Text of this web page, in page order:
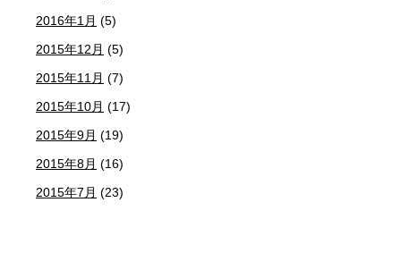
2016年1月 (5)
2015年12月 (5)
2015年11月 (7)
2015年10月 (17)
2015年9月 (19)
2015年8月 (16)
2015年7月 (23)